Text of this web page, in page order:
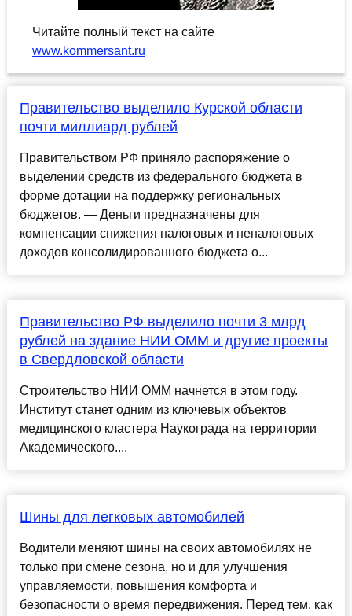
Читайте полный текст на сайте
www.kommersant.ru
Правительство выделило Курской области
почти миллиард рублей
Правительством РФ приняло распоряжение о
выделении средств из федерального бюджета в
форме дотации на поддержку региональных
бюджетов. — Деньги предназначены для
компенсации снижения налоговых и неналоговых
доходов консолидированного бюджета о...
Правительство РФ выделило почти 3 млрд
рублей на здание НИИ ОММ и другие проекты
в Свердловской области
Строительство НИИ ОММ начнется в этом году.
Институт станет одним из ключевых объектов
медицинского кластера Наукограда на территории
Академического....
Шины для легковых автомобилей
Водители меняют шины на своих автомобилях не
только при смене сезона, но и для улучшения
управляемости, повышения комфорта и
безопасности о время передвижения. Перед тем, как